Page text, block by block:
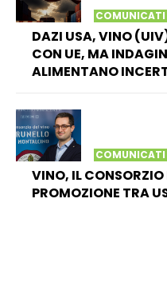
DAZI USA, VINO
CON UE, MA
ALIMENTANO
VINO, IL CONSORZIO
PROMOZIONE TRA